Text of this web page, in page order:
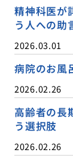
精神科医が
う人への助
2026.03.01
病院のお風
2026.02.26
高齢者の長
う選択肢
2026.02.26